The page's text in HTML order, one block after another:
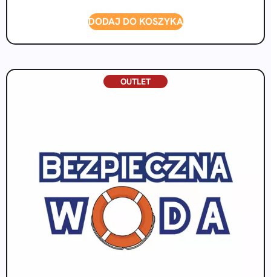
DODAJ DO KOSZYKA
OUTLET